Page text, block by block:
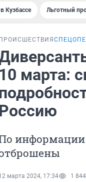
Кузбассе Льготный
ПРОИСШЕСТВИЯ
10 марта:
Россию
марта 2024, 17:34 1 844